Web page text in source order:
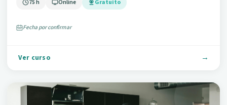
75 h Online Gratuito
Fecha por confirmar
Ver curso